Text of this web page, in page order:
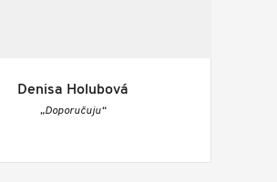
Denisa Holubová
„Doporučuju“